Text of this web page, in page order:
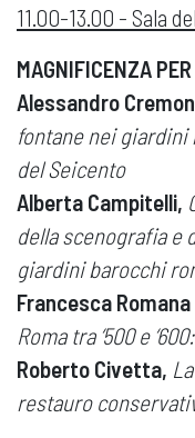
11.00-13.00 - Sala
MAGNIFICENZA
Alessandro
fontane nei giardini
del Seicento
Alberta Campitelli,
della scenografia e
giardini barocchi
Francesca
Roma tra ‘500 e
Roberto Civetta,
restauro